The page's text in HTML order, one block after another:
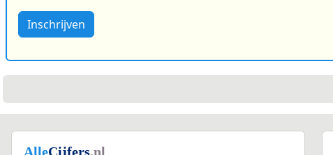
Inschrijven